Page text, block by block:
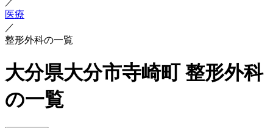
医療
／
整形外科の一覧
大分県大分市寺崎町 整形外科
の一覧